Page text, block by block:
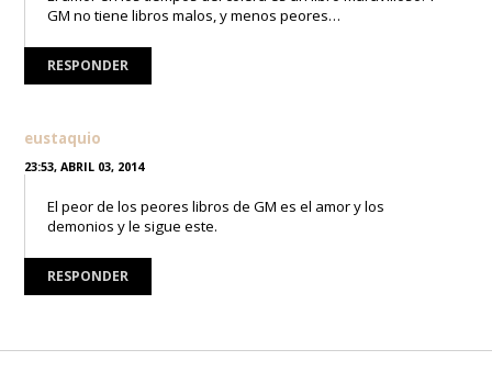
GM no tiene libros malos, y menos peores…
RESPONDER
eustaquio
23:53, ABRIL 03, 2014
El peor de los peores libros de GM es el amor y los
demonios y le sigue este.
RESPONDER